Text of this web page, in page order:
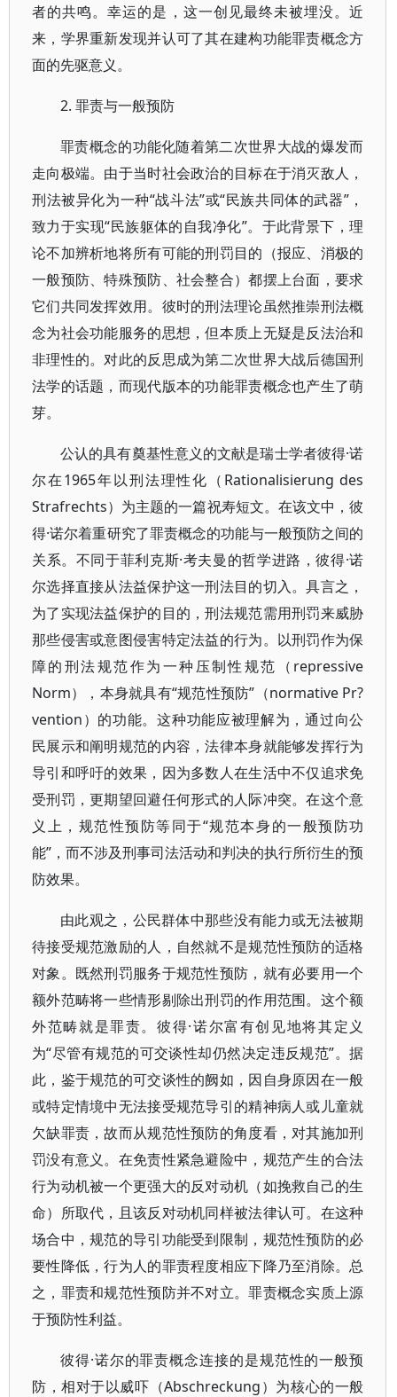
者的共鸣。幸运的是，这一创见最终未被埋没。近
来，学界重新发现并认可了其在建构功能罪责概念方
面的先驱意义。
2. 罪责与一般预防
罪责概念的功能化随着第二次世界大战的爆发而
走向极端。由于当时社会政治的目标在于消灭敌人，
刑法被异化为一种“战斗法”或“民族共同体的武器”，
致力于实现“民族躯体的自我净化”。于此背景下，理
论不加辨析地将所有可能的刑罚目的（报应、消极的
一般预防、特殊预防、社会整合）都摆上台面，要求
它们共同发挥效用。彼时的刑法理论虽然推崇刑法概
念为社会功能服务的思想，但本质上无疑是反法治和
非理性的。对此的反思成为第二次世界大战后德国刑
法学的话题，而现代版本的功能罪责概念也产生了萌
芽。
公认的具有奠基性意义的文献是瑞士学者彼得·诺
尔在1965年以刑法理性化（Rationalisierung des
Strafrechts）为主题的一篇祝寿短文。在该文中，彼
得·诺尔着重研究了罪责概念的功能与一般预防之间的
关系。不同于菲利克斯·考夫曼的哲学进路，彼得·诺
尔选择直接从法益保护这一刑法目的切入。具言之，
为了实现法益保护的目的，刑法规范需用刑罚来威胁
那些侵害或意图侵害特定法益的行为。以刑罚作为保
障的刑法规范作为一种压制性规范（repressive
Norm），本身就具有“规范性预防”（normative Pr?
vention）的功能。这种功能应被理解为，通过向公
民展示和阐明规范的内容，法律本身就能够发挥行为
导引和呼吁的效果，因为多数人在生活中不仅追求免
受刑罚，更期望回避任何形式的人际冲突。在这个意
义上，规范性预防等同于“规范本身的一般预防功
能”，而不涉及刑事司法活动和判决的执行所衍生的预
防效果。
由此观之，公民群体中那些没有能力或无法被期
待接受规范激励的人，自然就不是规范性预防的适格
对象。既然刑罚服务于规范性预防，就有必要用一个
额外范畴将一些情形剔除出刑罚的作用范围。这个额
外范畴就是罪责。彼得·诺尔富有创见地将其定义
为“尽管有规范的可交谈性却仍然决定违反规范”。据
此，鉴于规范的可交谈性的阙如，因自身原因在一般
或特定情境中无法接受规范导引的精神病人或儿童就
欠缺罪责，故而从规范性预防的角度看，对其施加刑
罚没有意义。在免责性紧急避险中，规范产生的合法
行为动机被一个更强大的反对动机（如挽救自己的生
命）所取代，且该反对动机同样被法律认可。在这种
场合中，规范的导引功能受到限制，规范性预防的必
要性降低，行为人的罪责程度相应下降乃至消除。总
之，罪责和规范性预防并不对立。罪责概念实质上源
于预防性利益。
彼得·诺尔的罪责概念连接的是规范性的一般预
防，相对于以威吓（Abschreckung）为核心的一般